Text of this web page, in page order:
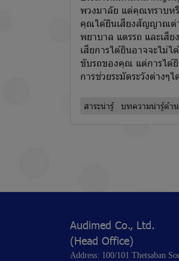
พวงมาลัย แต่คุณทราบห
คุณได้ยินเสียงสัญญาณต่า
พยาบาล แตรรถ และเสี
เสียการได้ยินอาจจะไม่
ขับรถของคุณ แต่การได้ยิ
การช่วยระมัดระวังต่างๆ
สาระน่ารู้ บทความน่ารู้ด้า
Audimed Co., Ltd.
(Head Office)
Address: 100/101 Thetsaban